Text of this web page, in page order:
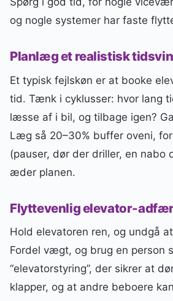
og nogle systemer har faste
Planlæg et realistisk
Et typisk fejlskøn er at booke
tid. Tænk i cyklusser: hvor lang
læsse af i bil, og tilbage igen?
Læg så 20–30% buffer oveni,
(pauser, dør der driller, en nabo
æder planen.
Flyttevenlig elevator-
Hold elevatoren ren, og undgå
Fordel vægt, og brug en person
“elevatorstyring”, der sikrer at
klapper, og at andre beboere